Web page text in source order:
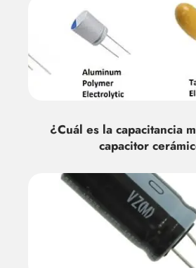
¿Cuál es la capacitancia
capacitor